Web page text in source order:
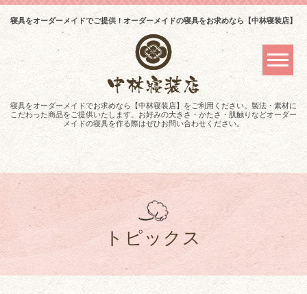
寝具をオーダーメイドでご提供！オーダーメイドの寝具をお求めなら【中林寝装店】
寝具をオーダーメイドでお求めなら【中林寝装店】をご利用ください。製法・素材に
こだわった商品をご提供いたします。お好みの大きさ・かたさ・肌触りなどオーダー
メイドの寝具を作る際はぜひお問い合わせください。
トピックス